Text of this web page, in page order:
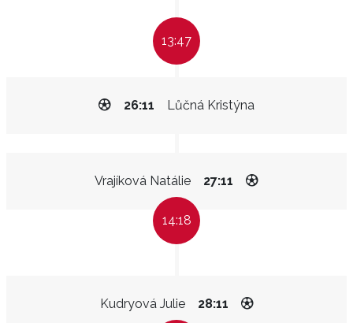
13:47
Lůčná Kristýna
26:11
Vrajíková Natálie 27:11
14:18
Kudryová Julie 28:11